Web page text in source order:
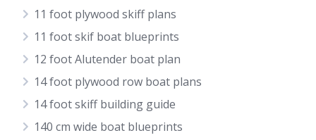
11 foot plywood skiff plans
11 foot skif boat blueprints
12 foot Alutender boat plan
14 foot plywood row boat plans
14 foot skiff building guide
140 cm wide boat blueprints